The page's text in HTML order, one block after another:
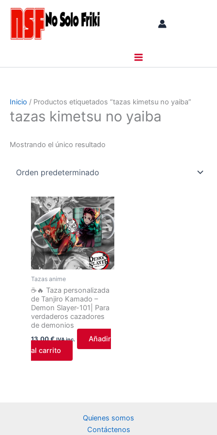
contenido
Inicio / Productos etiquetados “tazas kimetsu no yaiba”
tazas kimetsu no yaiba
Mostrando el único resultado
Tazas anime
☕🔥 Taza personalizada
de Tanjiro Kamado –
Demon Slayer-101| Para
verdaderos cazadores
de demonios
13,00€ IVA inc.
Añadir
al carrito
Quienes somos
Contáctenos